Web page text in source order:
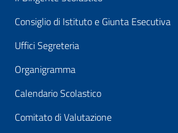
Consiglio di Istituto e Giunta Esecutiva
Uffici Segreteria
Organigramma
Calendario Scolastico
Comitato di Valutazione